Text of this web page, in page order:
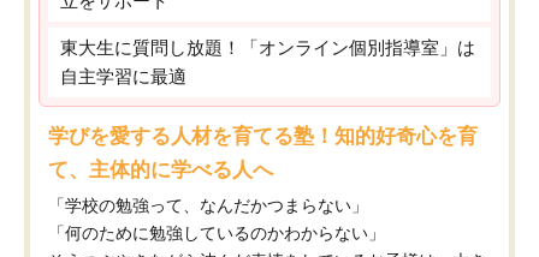
東大生に質問し放題！「オンライン個別指導室」は
自主学習に最適
学びを愛する人材を育てる塾！知的好奇心を育
て、主体的に学べる人へ
「学校の勉強って、なんだかつまらない」
「何のために勉強しているのかわからない」